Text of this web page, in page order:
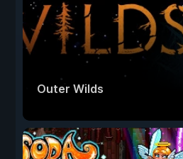
Outer Wilds